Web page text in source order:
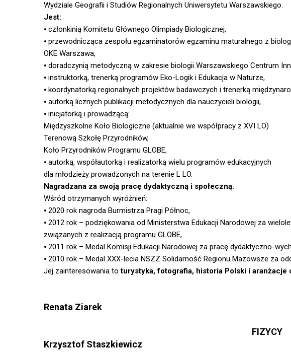
Wydziale Geografii i Studiów Regionalnych Uniwersytetu Warszawskiego.
Jest:
⦁ członkinią Komitetu Głównego Olimpiady Biologicznej,
⦁ przewodnicząca zespołu egzaminatorów egzaminu maturalnego z
OKE Warszawa,
⦁ doradczynią metodyczną w zakresie biologii Warszawskiego Centrum
⦁ instruktorką, trenerką programów Eko-Logik i Edukacja w Naturze,
⦁ koordynatorką regionalnych projektów badawczych i trenerką
⦁ autorką licznych publikacji metodycznych dla nauczycieli biologii,
⦁ inicjatorką i prowadzącą:
Międzyszkolne Koło Biologiczne (aktualnie we współpracy z XVI LO)
Terenową Szkołę Przyrodników,
Koło Przyrodników Programu GLOBE,
⦁ autorką, współautorką i realizatorką wielu programów edukacyjnych
dla młodzieży prowadzonych na terenie L LO.
Nagradzana za swoją pracę dydaktyczną i społeczną.
Wśród otrzymanych wyróżnień:
⦁ 2020 rok nagroda Burmistrza Pragi Północ,
⦁ 2012 rok – podziękowania od Ministerstwa Edukacji Narodowej za
związanych z realizacją programu GLOBE,
⦁ 2011 rok – Medal Komisji Edukacji Narodowej za pracę dydaktyczno-
⦁ 2010 rok – Medal XXX-lecia NSZZ Solidarność Regionu Mazowsze za
Jej zainteresowania toturystyka, fotografia, historia Polski i aranżacje
Renata Ziarek
FIZYCY
Krzysztof Staszkiewicz